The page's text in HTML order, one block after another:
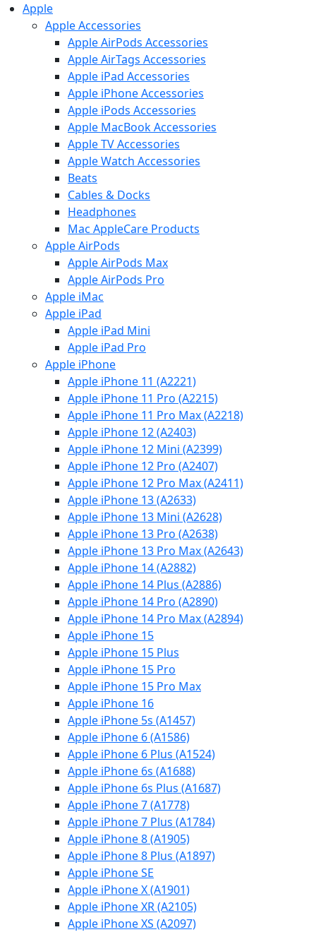
Apple
Apple Accessories
Apple AirPods Accessories
Apple AirTags Accessories
Apple iPad Accessories
Apple iPhone Accessories
Apple iPods Accessories
Apple MacBook Accessories
Apple TV Accessories
Apple Watch Accessories
Beats
Cables & Docks
Headphones
Mac AppleCare Products
Apple AirPods
Apple AirPods Max
Apple AirPods Pro
Apple iMac
Apple iPad
Apple iPad Mini
Apple iPad Pro
Apple iPhone
Apple iPhone 11 (A2221)
Apple iPhone 11 Pro (A2215)
Apple iPhone 11 Pro Max (A2218)
Apple iPhone 12 (A2403)
Apple iPhone 12 Mini (A2399)
Apple iPhone 12 Pro (A2407)
Apple iPhone 12 Pro Max (A2411)
Apple iPhone 13 (A2633)
Apple iPhone 13 Mini (A2628)
Apple iPhone 13 Pro (A2638)
Apple iPhone 13 Pro Max (A2643)
Apple iPhone 14 (A2882)
Apple iPhone 14 Plus (A2886)
Apple iPhone 14 Pro (A2890)
Apple iPhone 14 Pro Max (A2894)
Apple iPhone 15
Apple iPhone 15 Plus
Apple iPhone 15 Pro
Apple iPhone 15 Pro Max
Apple iPhone 16
Apple iPhone 5s (A1457)
Apple iPhone 6 (A1586)
Apple iPhone 6 Plus (A1524)
Apple iPhone 6s (A1688)
Apple iPhone 6s Plus (A1687)
Apple iPhone 7 (A1778)
Apple iPhone 7 Plus (A1784)
Apple iPhone 8 (A1905)
Apple iPhone 8 Plus (A1897)
Apple iPhone SE
Apple iPhone X (A1901)
Apple iPhone XR (A2105)
Apple iPhone XS (A2097)